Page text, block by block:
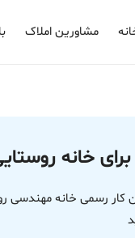
مشاورین املاک